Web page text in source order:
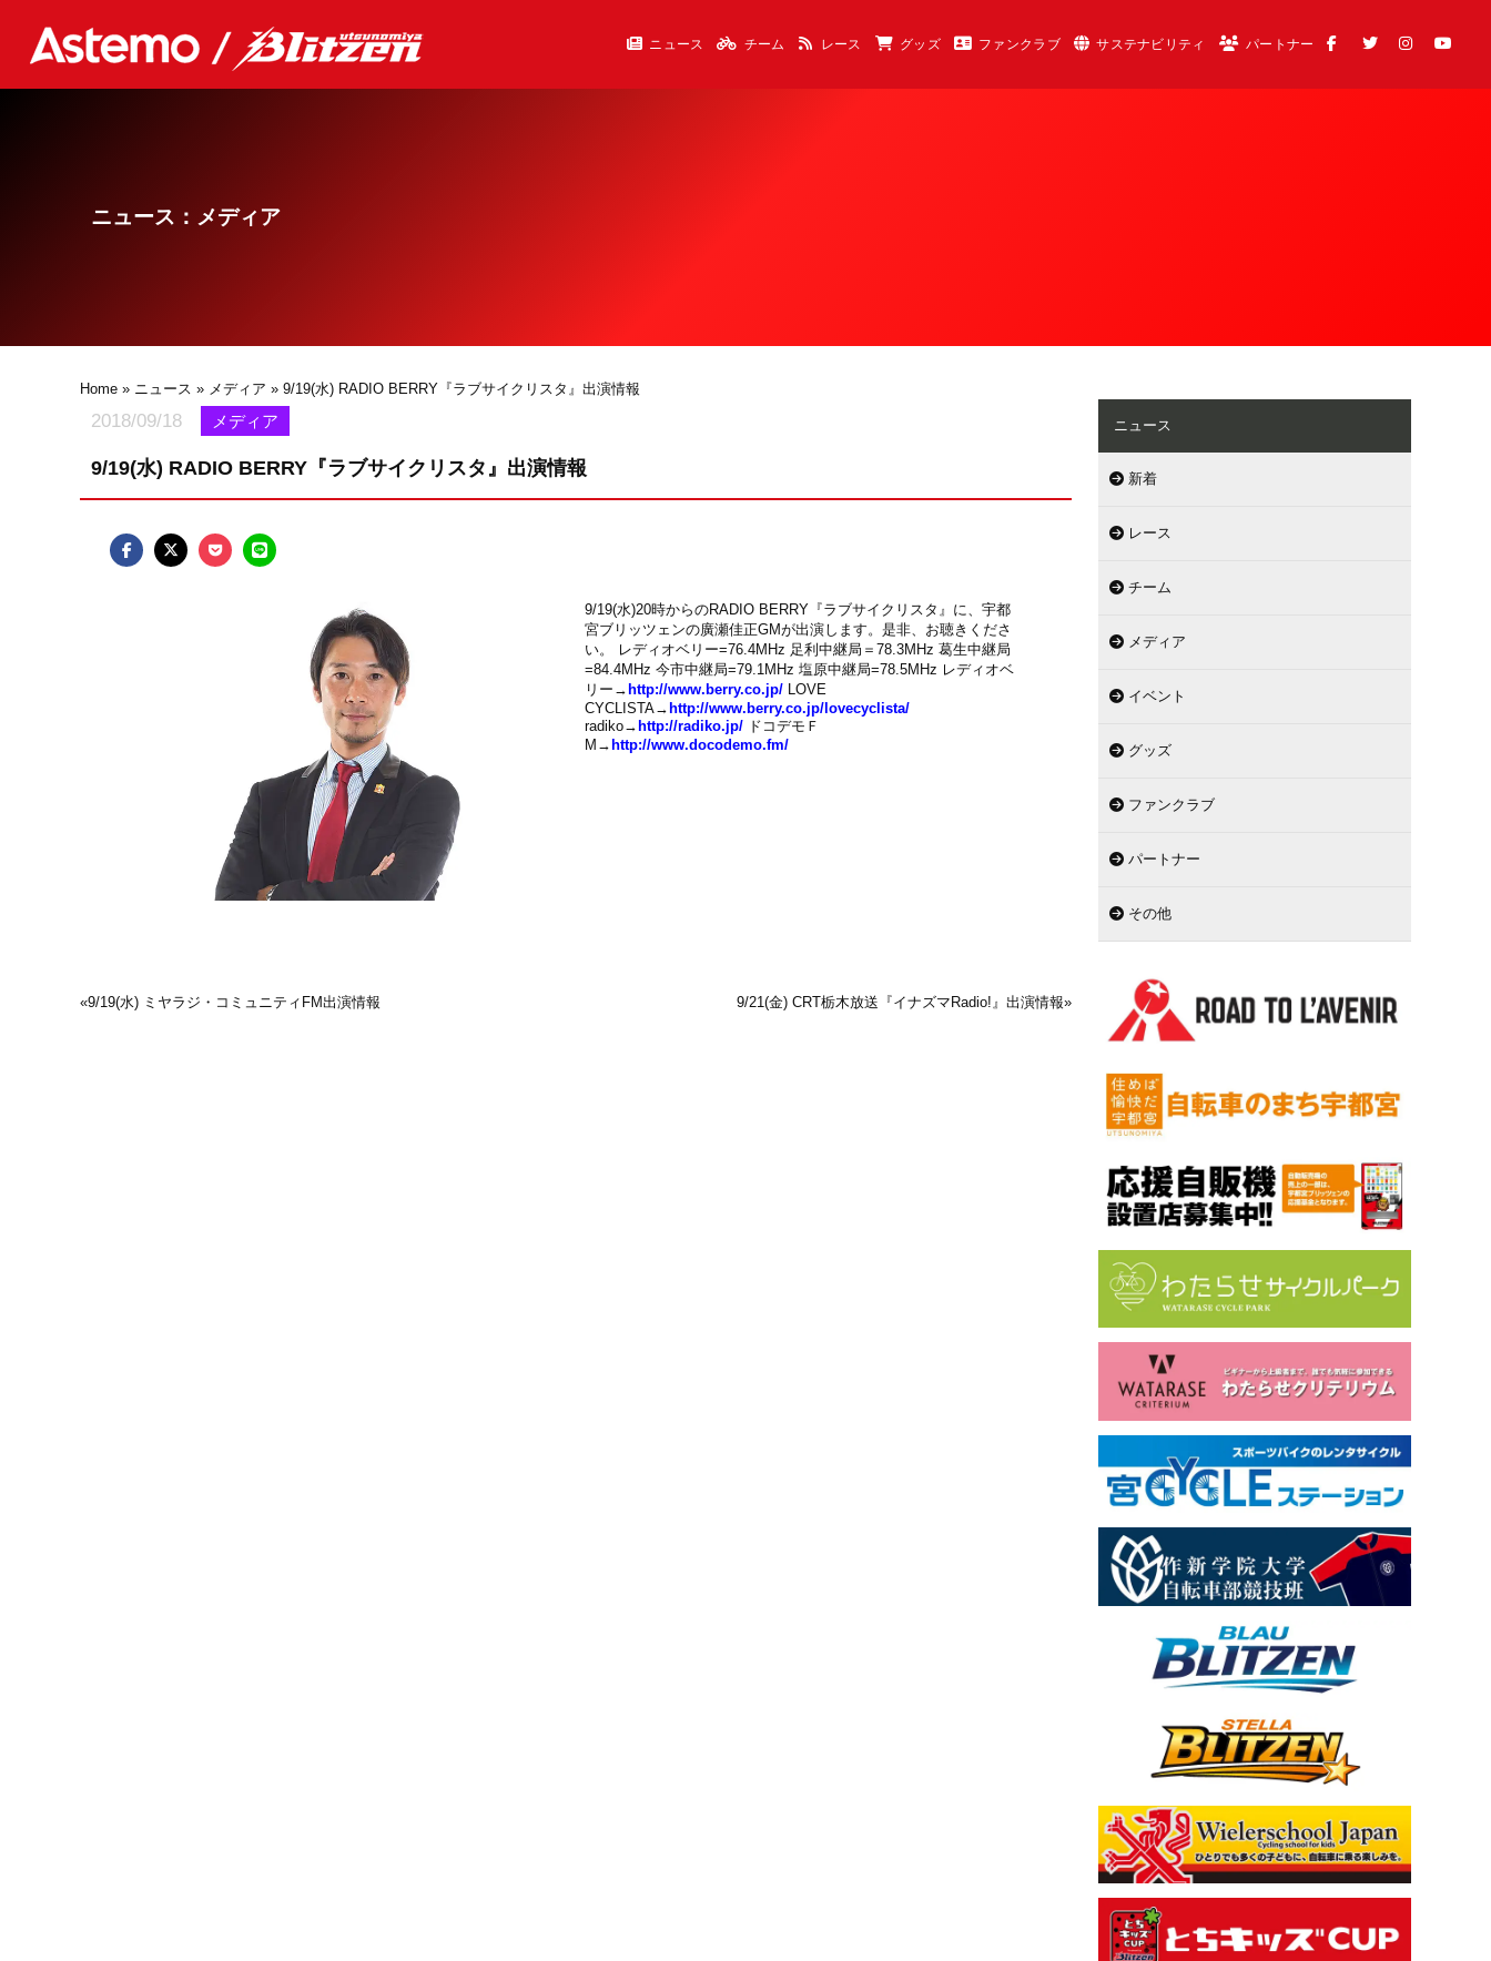
ニュース チーム レース グッズ ファンクラブ サステナビリティ パートナー
ニュース：メディア
Home » ニュース » メディア » 9/19(水) RADIO BERRY『ラブサイクリスタ』出演情報
2018/09/18 メディア
9/19(水) RADIO BERRY『ラブサイクリスタ』出演情報
9/19(水)20時からのRADIO BERRY『ラブサイクリスタ』に、宇都
宮ブリッツェンの廣瀬佳正GMが出演します。是非、お聴きくださ
い。 レディオベリー=76.4MHz 足利中継局＝78.3MHz 葛生中継局
=84.4MHz 今市中継局=79.1MHz 塩原中継局=78.5MHz レディオベ
リー→ http://www.berry.co.jp/ LOVE
CYCLISTA→ http://www.berry.co.jp/lovecyclista/
radiko→ http://radiko.jp/ ドコデモＦ
M→ http://www.docodemo.fm/
«9/19(水) ミヤラジ・コミュニティFM出演情報 9/21(金) CRT栃木放送『イナズマRadio!』出演情報»
ニュース
新着
レース
チーム
メディア
イベント
グッズ
ファンクラブ
パートナー
その他